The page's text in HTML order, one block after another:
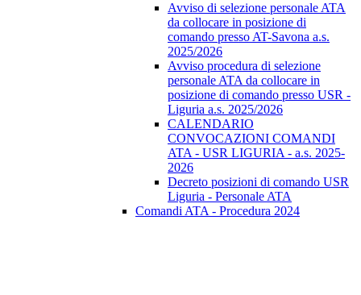
Avviso di selezione personale ATA
da collocare in posizione di
comando presso AT-Savona a.s.
2025/2026
Avviso procedura di selezione
personale ATA da collocare in
posizione di comando presso USR -
Liguria a.s. 2025/2026
CALENDARIO
CONVOCAZIONI COMANDI
ATA - USR LIGURIA - a.s. 2025-
2026
Decreto posizioni di comando USR
Liguria - Personale ATA
Comandi ATA - Procedura 2024